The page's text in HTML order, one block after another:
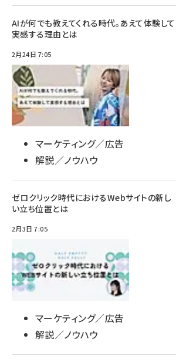
AIが何でも教えてくれる時代。あえて体験して
実感する理由とは
2月24日 7:05
マーケティング／広告
解説／ノウハウ
ゼロクリック時代におけるWebサイトの新し
い立ち位置とは
2月3日 7:05
マーケティング／広告
解説／ノウハウ